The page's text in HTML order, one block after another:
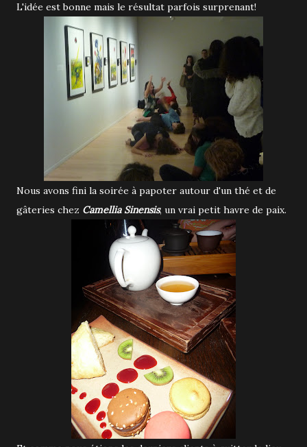
L'idée est bonne mais le résultat parfois surprenant!
Nous avons fini la soirée à papoter autour d'un thé et de
gâteries chez Camellia Sinensis, un vrai petit havre de paix.